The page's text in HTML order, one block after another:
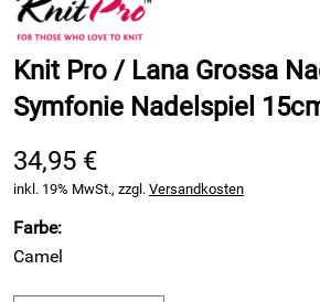
Knit Pro / Lana Grossa
Symfonie Nadelspiel
34,95 €
inkl. 19% MwSt., zzgl. Versandkosten
Farbe:
Camel